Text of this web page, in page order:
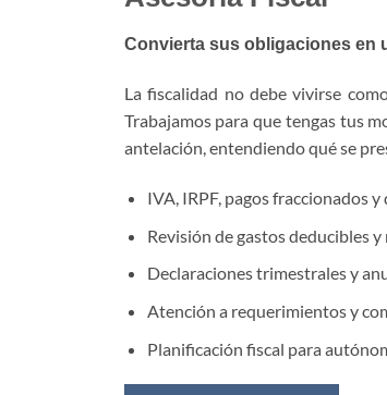
Convierta sus obligaciones en
La fiscalidad no debe vivirse
Trabajamos para que tengas tus
antelación, entendiendo qué se
IVA, IRPF, pagos fraccionados
Revisión de gastos deducibles y
Declaraciones trimestrales y
Atención a requerimientos y
Planificación fiscal para